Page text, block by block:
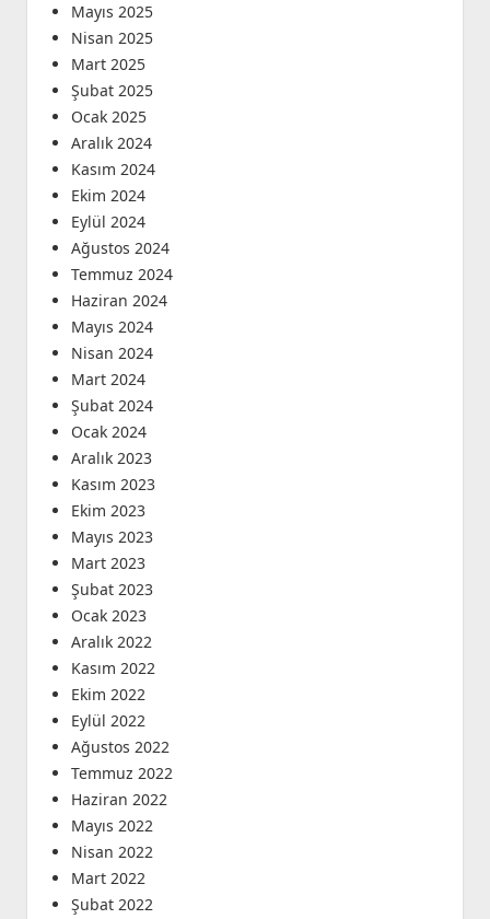
Mayıs 2025
Nisan 2025
Mart 2025
Şubat 2025
Ocak 2025
Aralık 2024
Kasım 2024
Ekim 2024
Eylül 2024
Ağustos 2024
Temmuz 2024
Haziran 2024
Mayıs 2024
Nisan 2024
Mart 2024
Şubat 2024
Ocak 2024
Aralık 2023
Kasım 2023
Ekim 2023
Mayıs 2023
Mart 2023
Şubat 2023
Ocak 2023
Aralık 2022
Kasım 2022
Ekim 2022
Eylül 2022
Ağustos 2022
Temmuz 2022
Haziran 2022
Mayıs 2022
Nisan 2022
Mart 2022
Şubat 2022